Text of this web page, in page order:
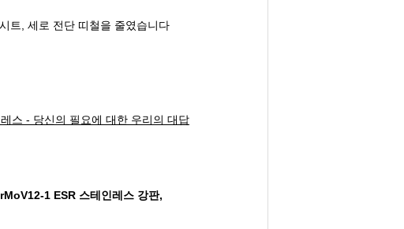
트, 세로 전단 띠철을 줄였습니다
스 - 당신의 필요에 대한 우리의 대답
1 ESR 스테인레스 강판,